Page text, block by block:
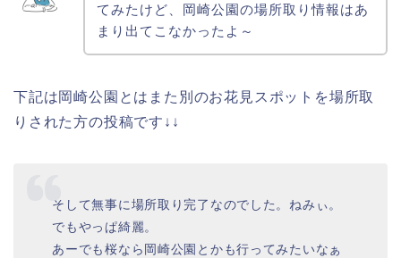
てみたけど、岡崎公園の場所取り情報はあ
まり出てこなかったよ～
下記は岡崎公園とはまた別のお花見スポットを場所取
りされた方の投稿です↓↓
そして無事に場所取り完了なのでした。ねみぃ。
でもやっぱ綺麗。
あーでも桜なら岡崎公園とかも行ってみたいなぁ